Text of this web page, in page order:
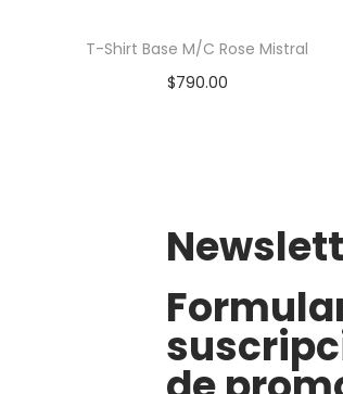
T-Shirt Base M/C Rose Mistral
$790.00